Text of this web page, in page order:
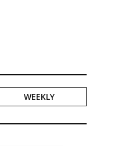
WEEKLY